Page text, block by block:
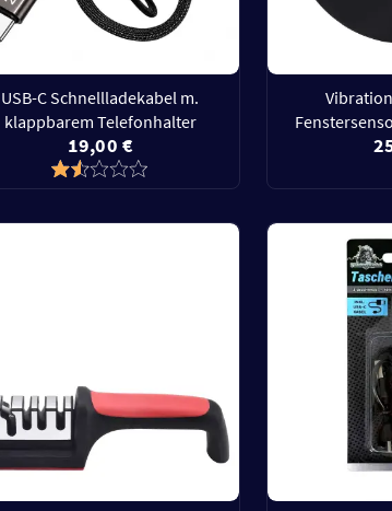
USB-C Schnellladekabel m.
klappbarem Telefonhalter
19,00 €